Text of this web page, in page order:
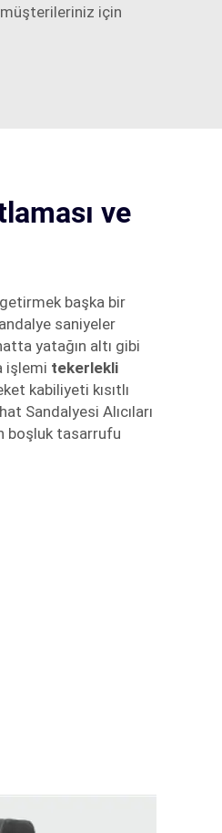
müşterileriniz için
ve
getirmek başka bir
saniyeler
yatağın altı gibi
işlemi tekerlekli
kabiliyeti kısıtlı
Sandalyesi Alıcıları
boşluk tasarrufu